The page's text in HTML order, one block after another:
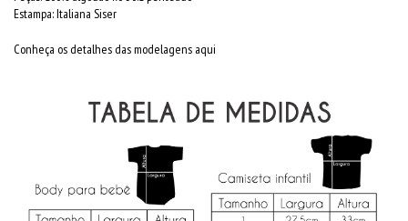
Estampa: Italiana Siser
Conheça os detalhes das modelagens aqui